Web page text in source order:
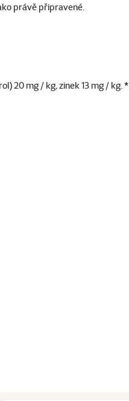
právě připravené.
20 mg / kg, zinek 13 mg / kg. *